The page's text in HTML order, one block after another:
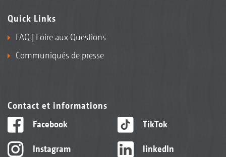
Quick Links
FAQ | Foire aux Questions
Communiqués de presse
Contact et informations
Facebook
Instagram
TikTok
linkedIn